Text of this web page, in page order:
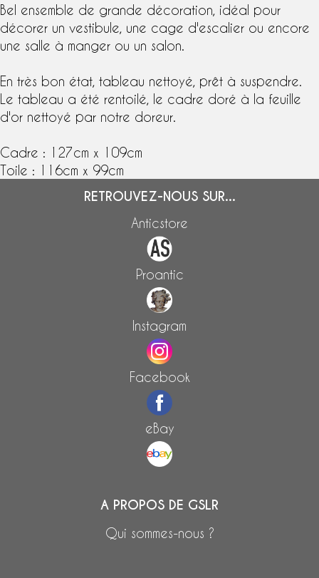
Bel ensemble de grande décoration, idéal pour
décorer un vestibule, une cage d'escalier ou encore
une salle à manger ou un salon.
En très bon état, tableau nettoyé, prêt à suspendre.
Le tableau a été rentoilé, le cadre doré à la feuille
d'or nettoyé par notre doreur.
Cadre : 127cm x 109cm
Toile : 116cm x 99cm
RETROUVEZ-NOUS SUR...
Anticstore
Proantic
Instagram
Facebook
eBay
A PROPOS DE GSLR
Qui sommes-nous ?